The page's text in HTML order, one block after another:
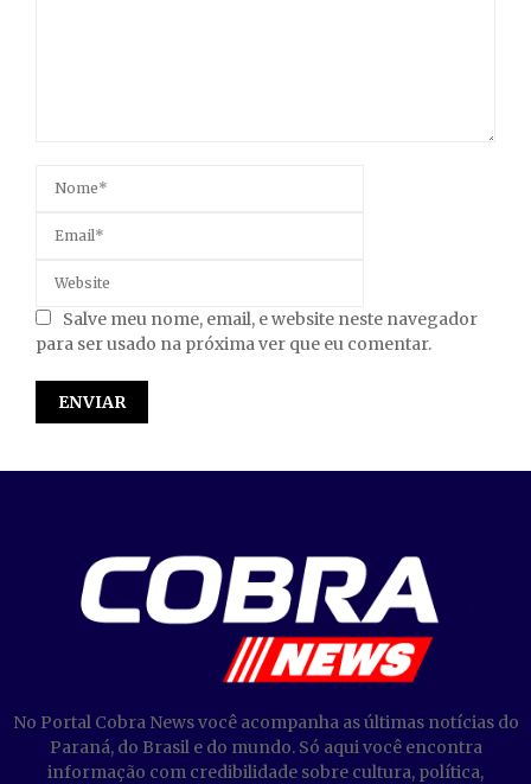
Salve meu nome, email, e website neste navegador
para ser usado na próxima ver que eu comentar.
No Portal Cobra News você acompanha as últimas notícias do
Paraná, do Brasil e do mundo. Só aqui você encontra
informação com credibilidade sobre cultura, política,